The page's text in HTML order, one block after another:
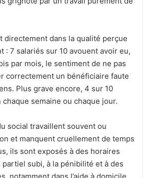
directement dans la qualité perçue
: 7 salariés sur 10 avouent avoir eu,
par mois, le sentiment de ne pas
correctement un bénéficiaire faute
Plus grave encore, 4 sur 10
semaine ou chaque jour.
social travaillent souvent ou
et manquent cruellement de temps
ils sont exposés à des horaires
subi, à la pénibilité et à des